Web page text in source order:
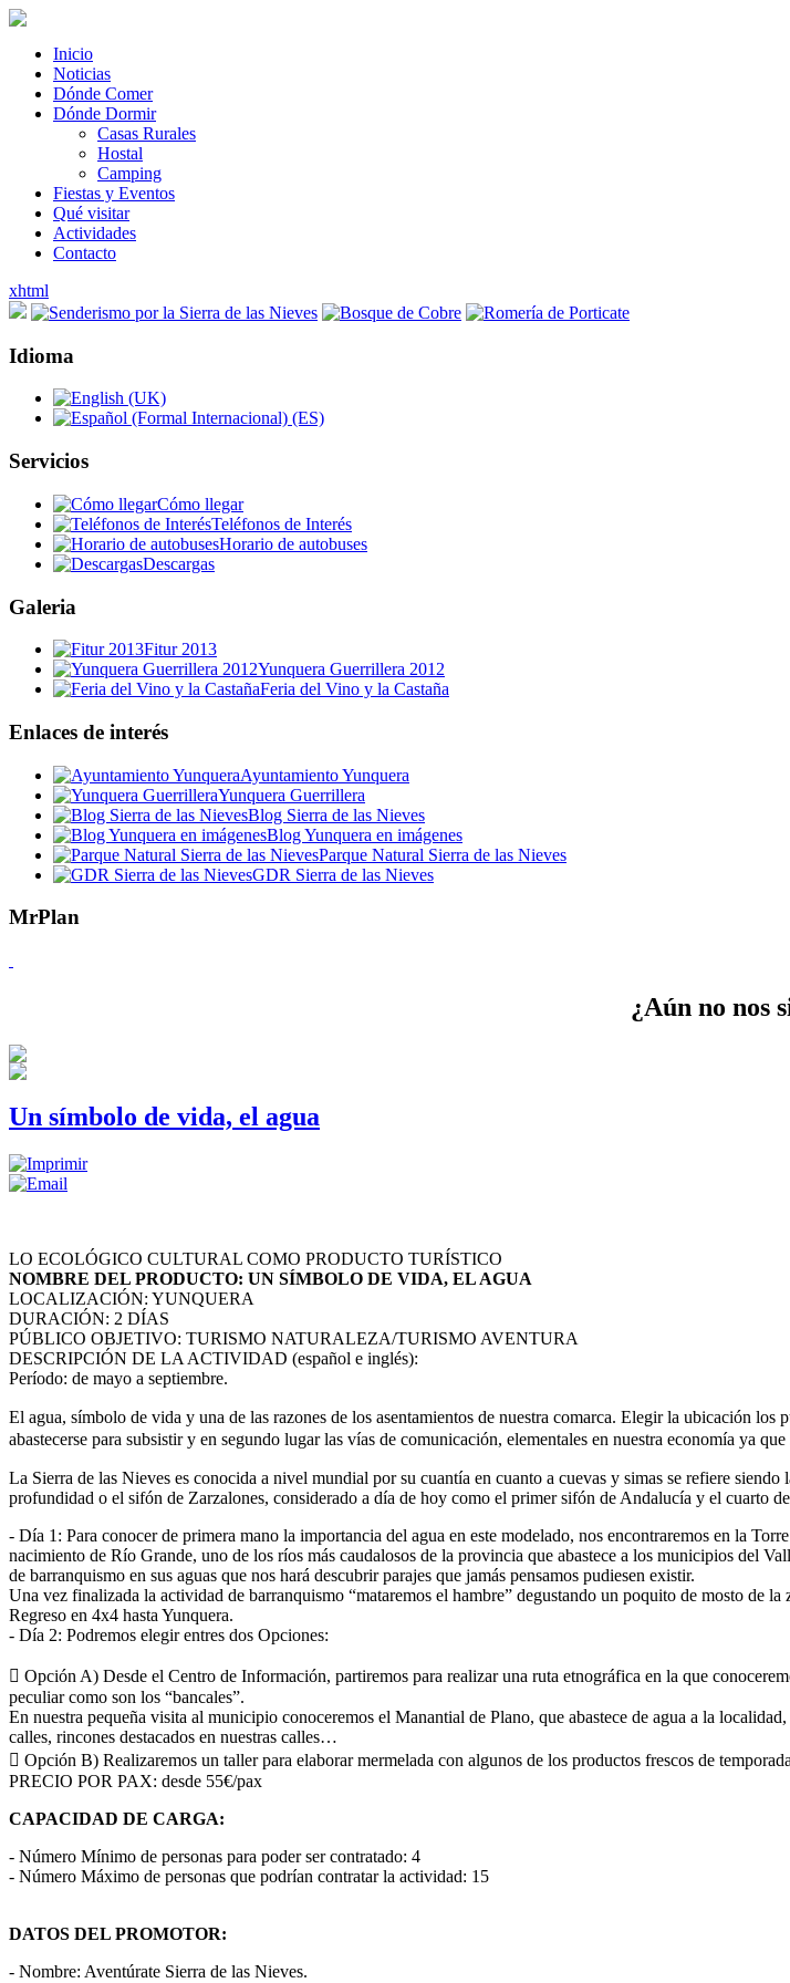
Inicio
Noticias
Dónde Comer
Dónde Dormir
Casas Rurales
Hostal
Camping
Fiestas y Eventos
Qué visitar
Actividades
Contacto
xhtml
Idioma
Servicios
Cómo llegar
Teléfonos de Interés
Horario de autobuses
Descargas
Galeria
Fitur 2013
Yunquera Guerrillera 2012
Feria del Vino y la Castaña
Enlaces de interés
Ayuntamiento Yunquera
Yunquera Guerrillera
Blog Sierra de las Nieves
Blog Yunquera en imágenes
Parque Natural Sierra de las Nieves
GDR Sierra de las Nieves
MrPlan
¿Aún no nos
Un símbolo de vida, el agua
LO ECOLÓGICO CULTURAL COMO PRODUCTO TURÍSTICO
NOMBRE DEL PRODUCTO: UN SÍMBOLO DE VIDA, EL AGUA
LOCALIZACIÓN: YUNQUERA
DURACIÓN: 2 DÍAS
PÚBLICO OBJETIVO: TURISMO NATURALEZA/TURISMO AVENTURA
DESCRIPCIÓN DE LA ACTIVIDAD (español e inglés):
Período: de mayo a septiembre.
El agua, símbolo de vida y una de las razones de los asentamientos de nuestra comarca. Elegir la ubicación los
abastecerse para subsistir y en segundo lugar las vías de comunicación, elementales en nuestra economía ya
La Sierra de las Nieves es conocida a nivel mundial por su cuantía en cuanto a cuevas y simas se refiere
profundidad o el sifón de Zarzalones, considerado a día de hoy como el primer sifón de Andalucía y el cuarto
- Día 1: Para conocer de primera mano la importancia del agua en este modelado, nos encontraremos en la
nacimiento de Río Grande, uno de los ríos más caudalosos de la provincia que abastece a los municipios del
de barranquismo en sus aguas que nos hará descubrir parajes que jamás pensamos pudiesen existir.
Una vez finalizada la actividad de barranquismo “mataremos el hambre” degustando un poquito de mosto de
Regreso en 4x4 hasta Yunquera.
- Día 2: Podremos elegir entres dos Opciones:
 Opción A) Desde el Centro de Información, partiremos para realizar una ruta etnográfica en la que
peculiar como son los “bancales”.
En nuestra pequeña visita al municipio conoceremos el Manantial de Plano, que abastece de agua a la
calles, rincones destacados en nuestras calles…
 Opción B) Realizaremos un taller para elaborar mermelada con algunos de los productos frescos de
PRECIO POR PAX: desde 55€/pax
CAPACIDAD DE CARGA:
- Número Mínimo de personas para poder ser contratado: 4
- Número Máximo de personas que podrían contratar la actividad: 15
DATOS DEL PROMOTOR:
- Nombre: Aventúrate Sierra de las Nieves.